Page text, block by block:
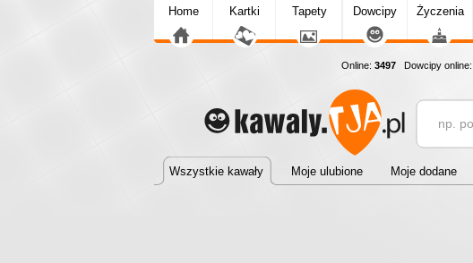
Home Kartki Tapety Dowcipy Życzenia
Online: 3497 Dowcipy online:
Wszystkie kawały Moje ulubione Moje dodane